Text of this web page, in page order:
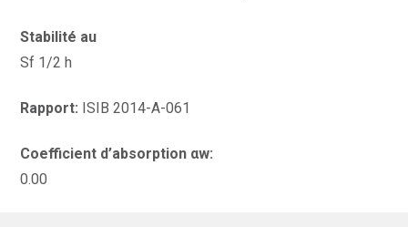
Stabilité au
Sf 1/2 h
Rapport: ISIB 2014-A-061
Coefficient d’absorption αw:
0.00